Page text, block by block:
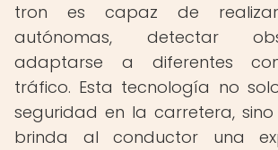
tron es capaz de realizar
autónomas, detectar
adaptarse a diferentes
tráfico. Esta tecnología no
seguridad en la carretera,
brinda al conductor una